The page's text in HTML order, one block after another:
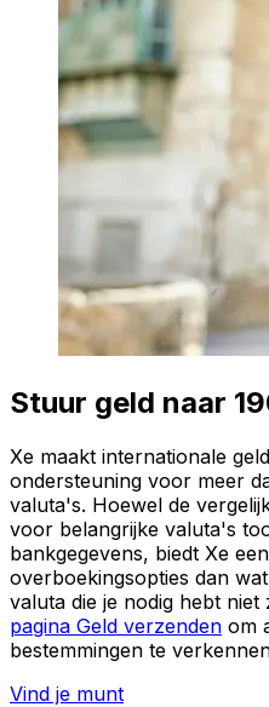
Stuur geld naar
Xe maakt internationale
ondersteuning voor meer
valuta's. Hoewel de
voor belangrijke valuta's
bankgegevens, biedt Xe
overboekingsopties dan
valuta die je nodig hebt
pagina Geld verzenden om
bestemmingen te
Vind je munt